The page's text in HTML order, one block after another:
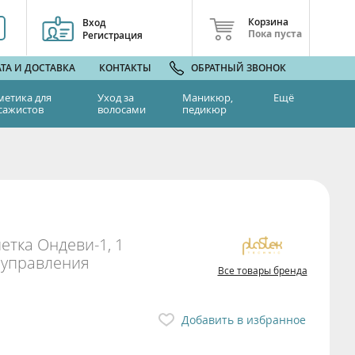
Вход
Регистрация
Корзина
Пока пуста
И ДОСТАВКА КОНТАКТЫ ОБРАТНЫЙ ЗВОНОК
для
Уход за
волосами
Маникюр,
педикюр
Ещё
Ондеви-1, 1
Все товары бренда
Добавить в избранное